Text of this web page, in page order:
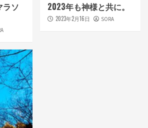
ラソ
2023年も神様と共に。
2023年2月16日 SORA